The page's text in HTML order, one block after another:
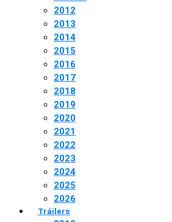
2012
2013
2014
2015
2016
2017
2018
2019
2020
2021
2022
2023
2024
2025
2026
Tráilers